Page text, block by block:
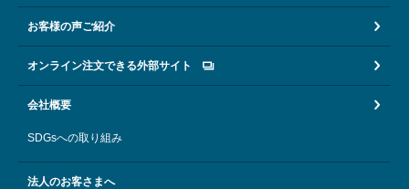
お客様の声ご紹介
オンライン注文できる外部サイト
会社概要
SDGsへの取り組み
法人のお客さまへ